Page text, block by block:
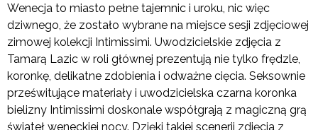
Wenecja to miasto pełne tajemnic i uroku, nic więc
dziwnego, że zostało wybrane na miejsce sesji zdjęciowej
zimowej kolekcji Intimissimi. Uwodzicielskie zdjęcia z
Tamarą Lazic w roli głównej prezentują nie tylko frędzle,
koronkę, delikatne zdobienia i odważne cięcia. Seksownie
prześwitujące materiały i uwodzicielska czarna koronka
bielizny Intimissimi doskonale współgrają z magiczną grą
świateł weneckiej nocy. Dzięki takiej scenerii zdjęcia z